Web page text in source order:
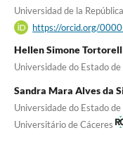
Universidad de la
https://orcid.org/
Hellen Simone
Universidade do Estado
Sandra Mara Alves da
Universidade do Estado
Universitário de Cáceres